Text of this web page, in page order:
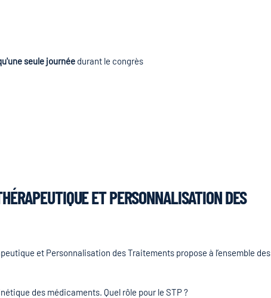
seule journée durant le congrès
ET PERSONNALISATION DES
et Personnalisation des Traitements propose à l’ensemble des
des médicaments. Quel rôle pour le STP ?